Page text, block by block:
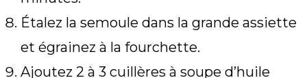
Étalez la semoule dans la grande assiette
et égrainez à la fourchette.
Ajoutez 2 à 3 cuillères à soupe d’huile